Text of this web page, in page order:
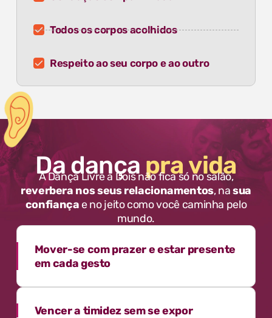
Todos os corpos acolhidos
Respeito ao seu corpo e ao outro
Da dança pra vida
A Dança Livre a Dois não fica só no salão,
reverbera nos seus relacionamentos, nasua
confiançae no jeito como você caminha pelo
mundo.
Mover-se com prazer e estar presente
em cada gesto
Vencer a timidez sem se expor